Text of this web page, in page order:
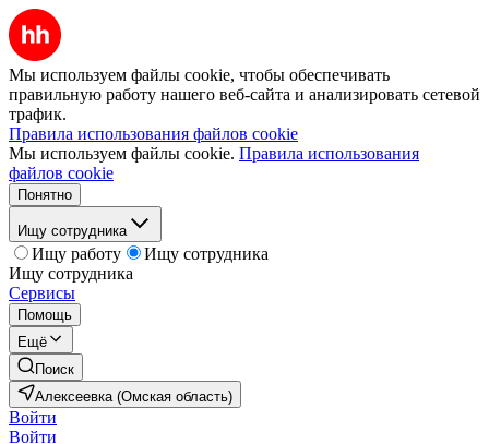
Мы используем файлы cookie, чтобы обеспечивать
правильную работу нашего веб-сайта и анализировать сетевой
трафик.
Правила использования файлов cookie
Мы используем файлы cookie. Правила использования
файлов cookie
Понятно
Ищу сотрудника
Ищу работу
Ищу сотрудника
Ищу сотрудника
Сервисы
Помощь
Ещё
Поиск
Алексеевка (Омская область)
Войти
Войти